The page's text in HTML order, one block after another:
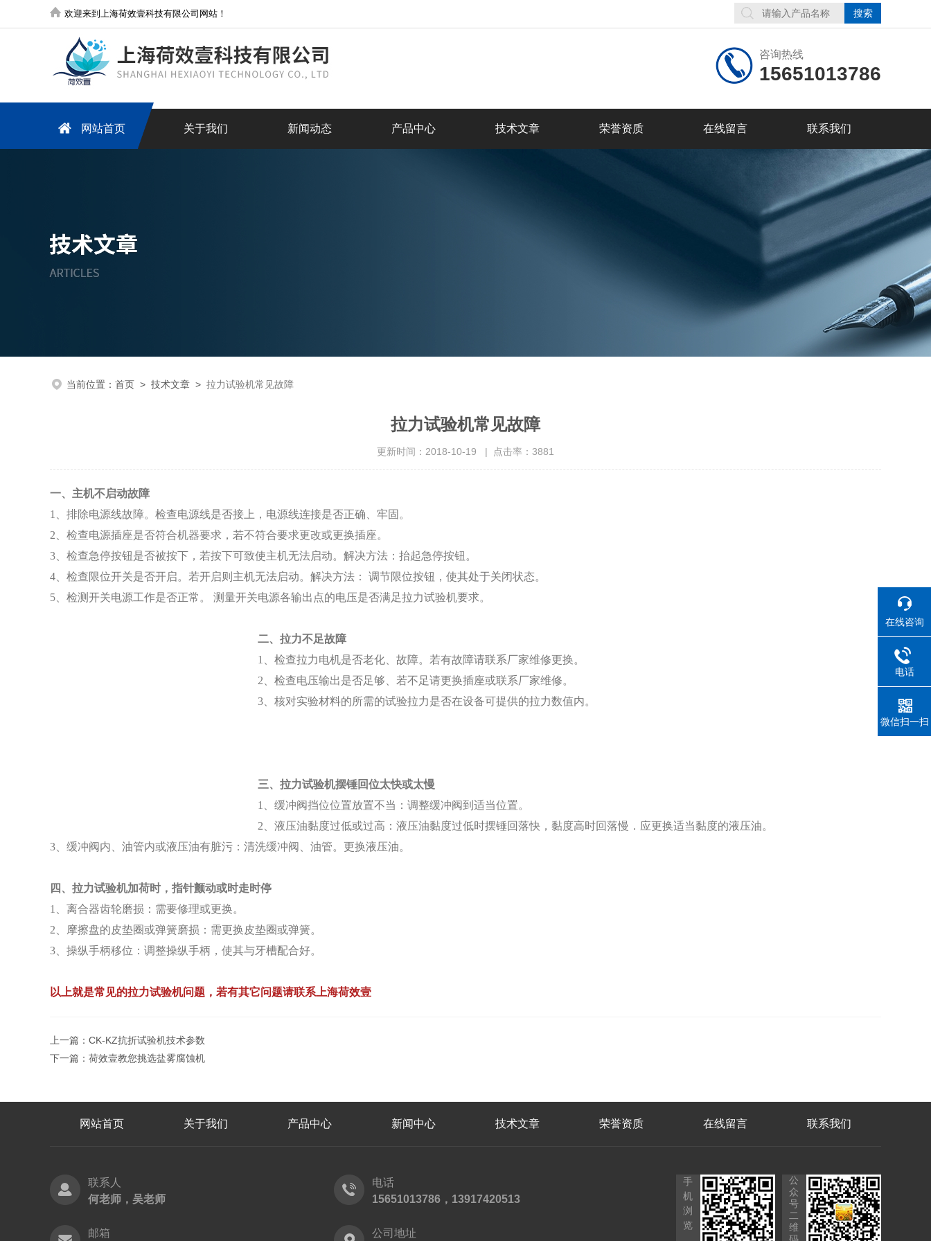
欢迎来到上海荷效壹科技有限公司网站！
咨询热线
15651013786
网站首页 关于我们 新闻动态 产品中心 技术文章 荣誉资质 在线留言 联系我们
当前位置： 首页 > 技术文章 > 拉力试验机常见故障
拉力试验机常见故障
更新时间：2018-10-19 | 点击率：3881
一、主机不启动故障
1、排除电源线故障。检查电源线是否接上，电源线连接是否正确、牢固。
2、检查电源插座是否符合机器要求，若不符合要求更改或更换插座。
3、检查急停按钮是否被按下，若按下可致使主机无法启动。解决方法：抬起急停按钮。
4、检查限位开关是否开启。若开启则主机无法启动。解决方法： 调节限位按钮，使其处于关闭状态。
5、检测开关电源工作是否正常。 测量开关电源各输出点的电压是否满足拉力试验机要求。
二、拉力不足故障
1、检查拉力电机是否老化、故障。若有故障请联系厂家维修更换。
2、检查电压输出是否足够、若不足请更换插座或联系厂家维修。
3、核对实验材料的所需的试验拉力是否在设备可提供的拉力数值内。
三、拉力试验机摆锤回位太快或太慢
1、缓冲阀挡位位置放置不当：调整缓冲阀到适当位置。
2、液压油黏度过低或过高：液压油黏度过低时摆锤回落快，黏度高时回落慢．应更换适当黏度的液压油。
3、缓冲阀内、油管内或液压油有脏污：清洗缓冲阀、油管。更换液压油。
四、拉力试验机加荷时，指针颤动或时走时停
1、离合器齿轮磨损：需要修理或更换。
2、摩擦盘的皮垫圈或弹簧磨损：需更换皮垫圈或弹簧。
3、操纵手柄移位：调整操纵手柄，使其与牙槽配合好。
以上就是常见的拉力试验机问题，若有其它问题请联系上海荷效壹
上一篇： CK-KZ抗折试验机技术参数
下一篇： 荷效壹教您挑选盐雾腐蚀机
网站首页 关于我们 产品中心 新闻中心 技术文章 荣誉资质 在线留言 联系我们
联系人
何老师，吴老师
电话
15651013786，13917420513
邮箱 公司地址
手
机
浏
览
公
众
号
二
维
在线咨询
电话
微信扫一扫